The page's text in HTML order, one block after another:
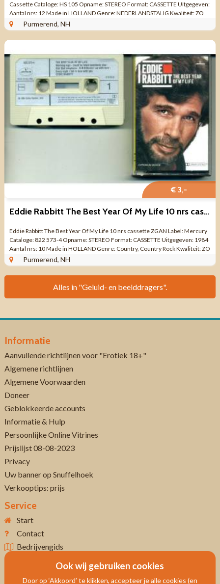
Cassette Cataloge: HS 105 Opname: STEREO Format: CASSETTE Uitgegeven:
Aantal nrs: 12 Made in HOLLAND Genre: NEDERLANDSTALIG Kwaliteit: ZO
GOED ALS NIEUW ...
Purmerend, NH
€ 3,-
Eddie Rabbitt The Best Year Of My Life 10 nrs cassette ZGAN
Eddie Rabbitt The Best Year Of My Life 10 nrs cassette ZGAN Label: Mercury
Cataloge: 822 573-4 Opname: STEREO Format: CASSETTE Uitgegeven: 1984
Aantal nrs: 10 Made in HOLLAND Genre: Country, Country Rock Kwaliteit: ZO
GOED ALS ...
Purmerend, NH
Alles in "Geluid- en beelddragers".
Informatie
Aanvullende richtlijnen voor "Erotiek 18+"
Algemene richtlijnen
Algemene Voorwaarden
Doneer
Geblokkeerde accounts
Informatie & Hulp
Persoonlijke Online Vitrines
Prijslijst 08-08-2023
Privacy
Uw banner op Snuffelhoek
Verkooptips: prijs
Service
Start
Contact
Bedrijvengids
Ook wij gebruiken cookies
Door op ‘Akkoord’ te klikken, accepteer je alle cookies (en